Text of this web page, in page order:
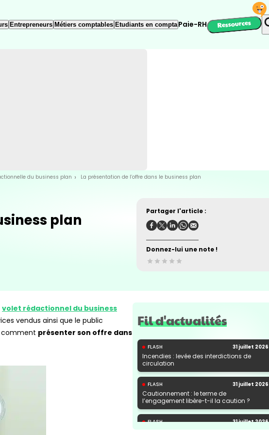
Entrepreneurs Métiers comptables Etudiants en compta Paie-RH Ressources
du business plan La présentation de l’offre dans le business plan
plan Partager l'article :
Donnez-lui une note !
volet rédactionnel du business
vendus ainsi que le public
comment présenter son offre dans
Fil d'actualités
FLASH 31 juillet 2026
Incendies : levée des interdictions de
circulation
FLASH 31 juillet 2026
Cautionnement : le terme de
l’engagement libère-t-il la caution ?
FLASH 31 juillet 2026
Transport fluvial de marchandises : une